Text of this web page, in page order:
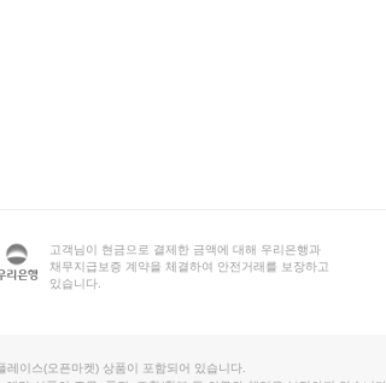
고객님이 현금으로 결제한 금액에 대해 우리은행과
채무지급보증 계약을 체결하여 안전거래를 보장하고
있습니다.
이스(오픈마켓) 상품이 포함되어 있습니다.